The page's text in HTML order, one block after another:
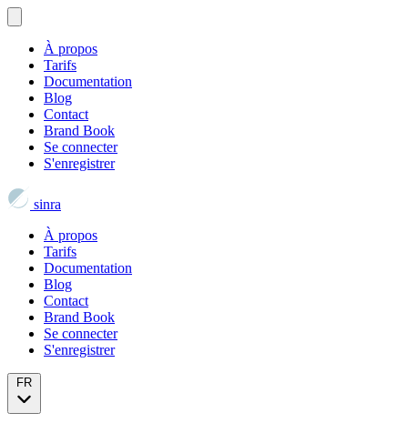
À propos
Tarifs
Documentation
Blog
Contact
Brand Book
Se connecter
S'enregistrer
sinra
À propos
Tarifs
Documentation
Blog
Contact
Brand Book
Se connecter
S'enregistrer